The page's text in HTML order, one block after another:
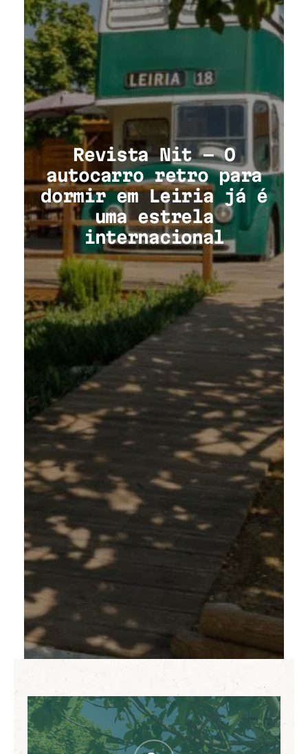
Revista Nit – O
autocarro retro para
dormir em Leiria já é
uma estrela
internacional